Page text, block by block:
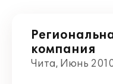
компания
Чита, Июнь